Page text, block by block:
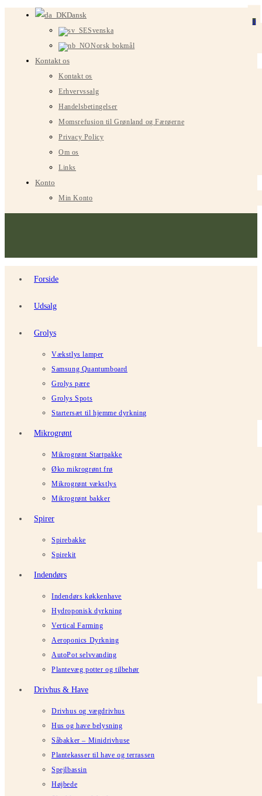
Dansk
Svenska
Norsk bokmål
Kontakt os
Kontakt os
Erhvervssalg
Handelsbetingelser
Momsrefusion til Grønland og Færøerne
Privacy Policy
Om os
Links
Konto
Min Konto
Forside
Udsalg
Grolys
Vækstlys lamper
Samsung Quantumboard
Grolys pære
Grolys Spots
Startersæt til hjemme dyrkning
Mikrogrønt
Mikrogrønt Startpakke
Øko mikrogrønt frø
Mikrogrønt vækstlys
Mikrogrønt bakker
Spirer
Spirebakke
Spirekit
Indendørs
Indendørs køkkenhave
Hydroponisk dyrkning
Vertical Farming
Aeroponics Dyrkning
AutoPot selvvanding
Plantevæg potter og tilbehør
Drivhus & Have
Drivhus og vægdrivhus
Hus og have belysning
Såbakker – Minidrivhuse
Plantekasser til have og terrassen
Spejlbassin
Højbede
0